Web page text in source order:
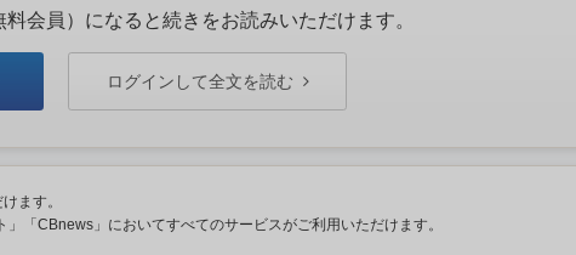
会員）になると続きをお読みいただけます。
ログインして全文を読む
ます。
「CBnews」においてすべてのサービスがご利用いただけます。